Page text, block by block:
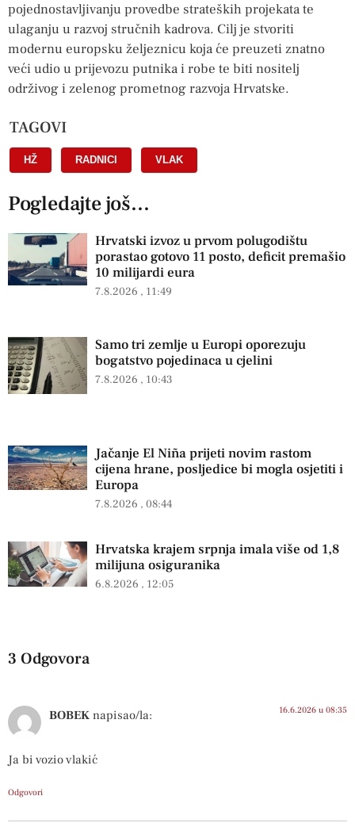
pojednostavljivanju provedbe strateških projekata te
ulaganju u razvoj stručnih kadrova. Cilj je stvoriti
modernu europsku željeznicu koja će preuzeti znatno
veći udio u prijevozu putnika i robe te biti nositelj
održivog i zelenog prometnog razvoja Hrvatske.
TAGOVI
HŽ RADNICI VLAK
Pogledajte još...
Hrvatski izvoz u prvom polugodištu
porastao gotovo 11 posto, deficit premašio
10 milijardi eura
7.8.2026 11:49
Samo tri zemlje u Europi oporezuju
bogatstvo pojedinaca u cjelini
7.8.2026 10:43
Jačanje El Niña prijeti novim rastom
cijena hrane, posljedice bi mogla osjetiti i
Europa
7.8.2026 08:44
Hrvatska krajem srpnja imala više od 1,8
milijuna osiguranika
6.8.2026 12:05
3 Odgovora
BOBEK napisao/la: 16.6.2026 u 08:35
Ja bi vozio vlakić
Odgovori